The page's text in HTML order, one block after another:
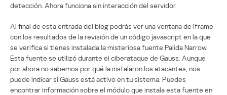
detección. Ahora funciona sin interacción del servidor.
Al final de esta entrada del blog podrás ver una ventana de iframe
con los resultados de la revisión de un código javascript en la que
se verifica si tienes instalada la misteriosa fuente Palida Narrow.
Esta fuente se utilizó durante el ciberataque de Gauss. Aunque
por ahora no sabemos por qué la instalaron los atacantes, nos
puede indicar si Gauss está activo en tu sistema. Puedes
encontrar información sobre el módulo que instala esta fuente en